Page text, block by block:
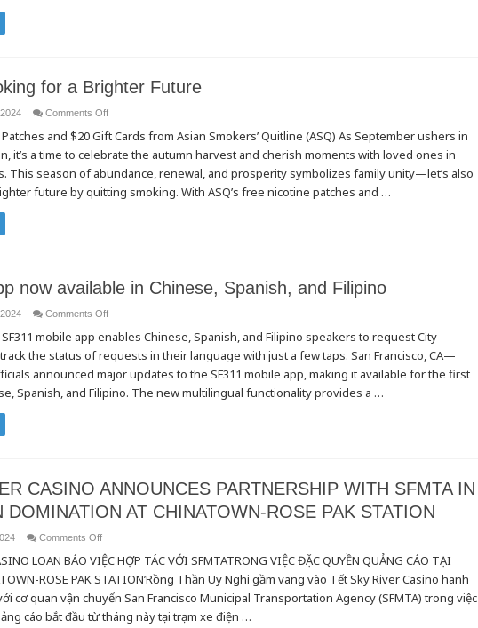
for a Brighter Future
Comments Offon
Smoking
for
a
Future
and $20 Gift Cards from Asian Smokers’ Quitline (ASQ) As September ushers in
it’s a time to celebrate the autumn harvest and cherish moments with loved ones in
This season of abundance, renewal, and prosperity symbolizes family unity—let’s also
future by quitting smoking. With ASQ’s free nicotine patches and …
now available in Chinese, Spanish, and Filipino
Comments Offon
app
now
available
Chinese,
Spanish,
and
mobile app enables Chinese, Spanish, and Filipino speakers to request City
the status of requests in their language with just a few taps. San Francisco, CA—
announced major updates to the SF311 mobile app, making it available for the first
Spanish, and Filipino. The new multilingual functionality provides a …
CASINO ANNOUNCES PARTNERSHIP WITH SFMTA IN
DOMINATION AT CHINATOWN-ROSE PAK STATION
Comments Offon
RIVER
CASINO
ANNOUNCES
PARTNERSHIP
WITH
SFMTA
IN
LOAN BÁO VIỆC HỢP TÁC VỚI SFMTATRONG VIỆC ĐẶC QUYỀN QUẢNG CÁO TẠI
ROSE PAK STATION’Rồng Thần Uy Nghi gầm vang vào Tết Sky River Casino hãnh
cơ quan vận chuyển San Francisco Municipal Transportation Agency (SFMTA) trong việc
cáo bắt đầu từ tháng này tại trạm xe điện …